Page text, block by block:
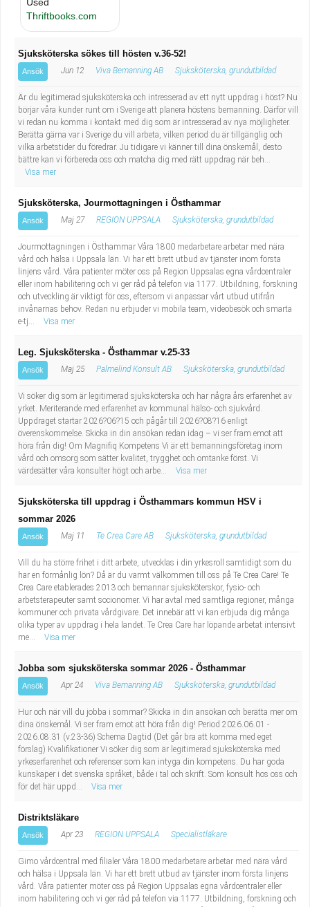
Kultur, media, design
Naturbruk
Naturvetenskapligt arbete
Pedagogiskt arbete
Sanering och renhållning
Socialt arbete
Säkerhetsarbete
Tekniskt arbete
Transport
Tidningsbud/Tidningsdistributör
Taxiförare/Taxichaufför
Läkarsekreterare/Vårdadmin/Medicinsk
sekreterare
Lastbilsförare m.fl.
Fastighetsskötare
Informatör/Kommunikatör
Brevbärare
Sjuksköterska, grundutbildad
Kock, storhushåll
Undersköterska, vård- o specialavd. o mottagning
Bibliotekarie
Administrativ assistent
Lärare i gymnasiet
Sjuksköterska sökes till hösten v.36-52!
Ansök Jun 12 Viva Bemanning AB Sjuksköterska, grundutbildad
Är du legitimerad sjuksköterska och intresserad av ett nytt uppdrag i höst? Nu
börjar våra kunder runt om i Sverige att planera höstens bemanning. Därför vill
vi redan nu komma i kontakt med dig som är intresserad av nya möjligheter.
Berätta gärna var i Sverige du vill arbeta, vilken period du är tillgänglig och
vilka arbetstider du föredrar. Ju tidigare vi känner till dina önskemål, desto
bättre kan vi förbereda oss och matcha dig med rätt uppdrag när beh...
Visa mer
Sjuksköterska, Jourmottagningen i Östhammar
Ansök Maj 27 REGION UPPSALA Sjuksköterska, grundutbildad
Jourmottagningen i Östhammar Våra 1800 medarbetare arbetar med nära
vård och hälsa i Uppsala län. Vi har ett brett utbud av tjänster inom första
linjens vård. Våra patienter möter oss på Region Uppsalas egna vårdcentraler
eller inom habilitering och vi ger råd på telefon via 1177. Utbildning, forskning
och utveckling är viktigt för oss, eftersom vi anpassar vårt utbud utifrån
invånarnas behov. Redan nu erbjuder vi mobila team, videobesök och smarta
e-tj...
Visa mer
Leg. Sjuksköterska - Östhammar v.25-33
Ansök Maj 25 Palmelind Konsult AB Sjuksköterska, grundutbildad
Vi söker dig som är legitimerad sjuksköterska och har några års erfarenhet av
yrket. Meriterande med erfarenhet av kommunal hälso- och sjukvård.
Uppdraget startar 2026?06?15 och pågår till 2026?08?16 enligt
överenskommelse. Skicka in din ansökan redan idag – vi ser fram emot att
höra från dig! Om Magnifiq Kompetens Vi är ett bemanningsföretag inom
vård och omsorg som sätter kvalitet, trygghet och omtanke först. Vi
värdesätter våra konsulter högt och arbe...
Visa mer
Sjuksköterska till uppdrag i Östhammars kommun HSV i
sommar 2026
Ansök Maj 11 Te Crea Care AB Sjuksköterska, grundutbildad
Vill du ha större frihet i ditt arbete, utvecklas i din yrkesroll samtidigt som du
har en förmånlig lön? Då är du varmt välkommen till oss på Te Crea Care! Te
Crea Care etablerades 2013 och bemannar sjuksköterskor, fysio- och
arbetsterapeuter samt socionomer. Vi har avtal med samtliga regioner, många
kommuner och privata vårdgivare. Det innebär att vi kan erbjuda dig många
olika typer av uppdrag i hela landet. Te Crea Care har löpande arbetat intensivt
me...
Visa mer
Jobba som sjuksköterska sommar 2026 - Östhammar
Ansök Apr 24 Viva Bemanning AB Sjuksköterska, grundutbildad
Hur och när vill du jobba i sommar? Skicka in din ansökan och berätta mer om
dina önskemål. Vi ser fram emot att höra från dig! Period 2026.06.01 -
2026.08.31 (v.23-36) Schema Dagtid (Det går bra att komma med eget
förslag) Kvalifikationer Vi söker dig som är legitimerad sjuksköterska med
yrkeserfarenhet och referenser som kan intyga din kompetens. Du har goda
kunskaper i det svenska språket, både i tal och skrift. Som konsult hos oss och
för det här uppd...
Visa mer
Distriktsläkare
Ansök Apr 23 REGION UPPSALA Specialistläkare
Gimo vårdcentral med filialer Våra 1800 medarbetare arbetar med nära vård
och hälsa i Uppsala län. Vi har ett brett utbud av tjänster inom första linjens
vård. Våra patienter möter oss på Region Uppsalas egna vårdcentraler eller
inom habilitering och vi ger råd på telefon via 1177. Utbildning, forskning och